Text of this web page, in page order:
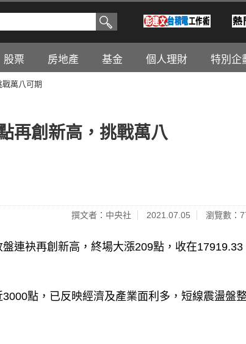
股票 房地產 基金 個人理財 特別企
萬八可期
再創新高，挑戰萬八
撰文者：中央社 2021.07.05 瀏覽數：
連袂再創新高，終場大漲209點，收在17919.33
點，已反映經濟及產業面利多，短線震盪盤